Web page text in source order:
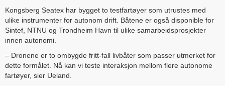
Kongsberg Seatex har bygget to testfartøyer som utrustes med
ulike instrumenter for autonom drift. Båtene er også disponible for
Sintef, NTNU og Trondheim Havn til ulike samarbeidsprosjekter
innen autonomi.
– Dronene er to ombygde fritt-fall livbåter som passer utmerket for
dette formålet. Nå kan vi teste interaksjon mellom flere autonome
fartøyer, sier Ueland.